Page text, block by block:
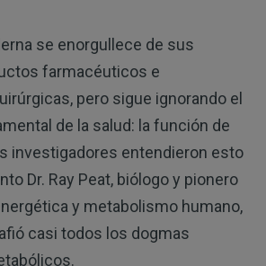
se enorgullece de sus
farmacéuticos e
pero sigue ignorando el
de la salud: la función de
investigadores entendieron esto
Dr. Ray Peat, biólogo y pionero
y metabolismo humano,
casi todos los dogmas